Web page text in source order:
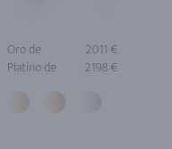
Oro de
2011 €
Platino de
2198 €